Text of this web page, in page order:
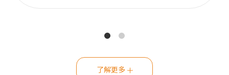
了解更多